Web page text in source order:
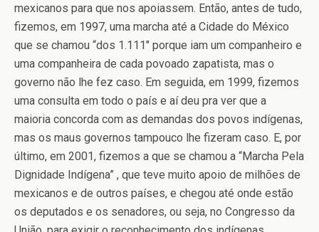
mexicanos para que nos apoiassem. Então, antes de tudo,
fizemos, em 1997, uma marcha até a Cidade do México
que se chamou “dos 1.111″ porque iam um companheiro e
uma companheira de cada povoado zapatista, mas o
governo não lhe fez caso. Em seguida, em 1999, fizemos
uma consulta em todo o país e aí deu pra ver que a
maioria concorda com as demandas dos povos indígenas,
mas os maus governos tampouco lhe fizeram caso. E, por
último, em 2001, fizemos a que se chamou a “Marcha Pela
Dignidade Indígena” , que teve muito apoio de milhões de
mexicanos e de outros países, e chegou até onde estão
os deputados e os senadores, ou seja, no Congresso da